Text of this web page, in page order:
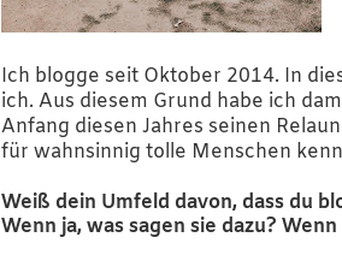
Ich blogge seit Oktober 2014. In
ich. Aus diesem Grund habe ich
Anfang diesen Jahres seinen
für wahnsinnig tolle Menschen
Weiß dein Umfeld davon, dass du
Wenn ja, was sagen sie dazu?